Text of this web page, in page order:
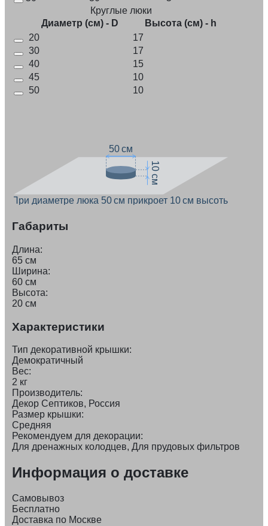
Круглые люки
Диаметр (см) - D
Высота (см) - h
20
17
30
17
40
15
45
10
50
10
50 см
10 см
При диаметре люка 50 см прикроет 10 см высоты
Габариты
Длина:
65 см
Ширина:
60 см
Высота:
20 см
Характеристики
Тип декоративной крышки:
Демократичный
Вес:
2 кг
Производитель:
Декор Септиков, Россия
Размер крышки:
Средняя
Рекомендуем для декорации:
Для дренажных колодцев, Для прудовых фильтров
Информация о доставке
Самовывоз
Бесплатно
Доставка по Москве